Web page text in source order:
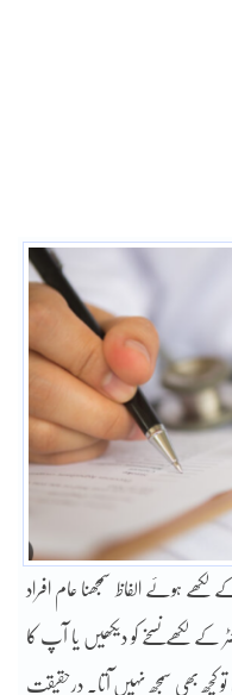
ہوئے الفاظ سمجھنا عام افراد
لکھے نسخے کو دیکھیں یا آپ کا
کچھ بھی سمجھ نہیں آتا۔ درحقیقت